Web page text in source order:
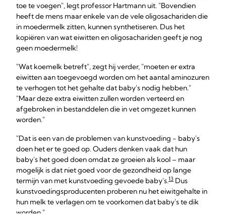
toe te voegen", legt professor Hartmann uit. "Bovendien
heeft de mens maar enkele van de vele oligosachariden die
in moedermelk zitten, kunnen synthetiseren. Dus het
kopiëren van wat eiwitten en oligosachariden geeft je nog
geen moedermelk!
"Wat koemelk betreft", zegt hij verder, "moeten er extra
eiwitten aan toegevoegd worden om het aantal aminozuren
te verhogen tot het gehalte dat baby's nodig hebben."
"Maar deze extra eiwitten zullen worden verteerd en
afgebroken in bestanddelen die in vet omgezet kunnen
worden."
"Dat is een van de problemen van kunstvoeding - baby's
doen het er te goed op. Ouders denken vaak dat hun
baby's het goed doen omdat ze groeien als kool – maar
mogelijk is dat niet goed voor de gezondheid op lange
termijn van met kunstvoeding gevoede baby's.13 Dus
kunstvoedingsproducenten proberen nu het eiwitgehalte in
hun melk te verlagen om te voorkomen dat baby's te dik
worden."